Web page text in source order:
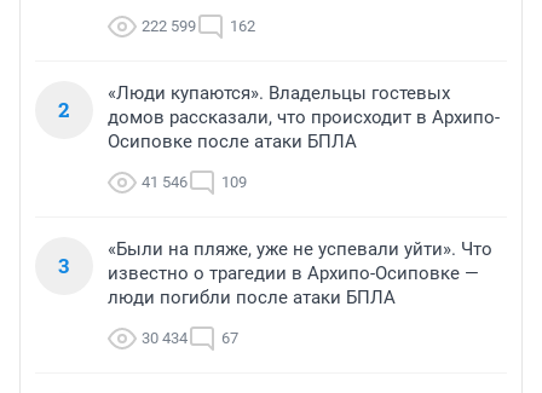
222 599 162
2
«Люди купаются». Владельцы гостевых
домов рассказали, что происходит в Архипо-
Осиповке после атаки БПЛА
41 546 109
3
«Были на пляже, уже не успевали уйти». Что
известно о трагедии в Архипо-Осиповке —
люди погибли после атаки БПЛА
30 434 67